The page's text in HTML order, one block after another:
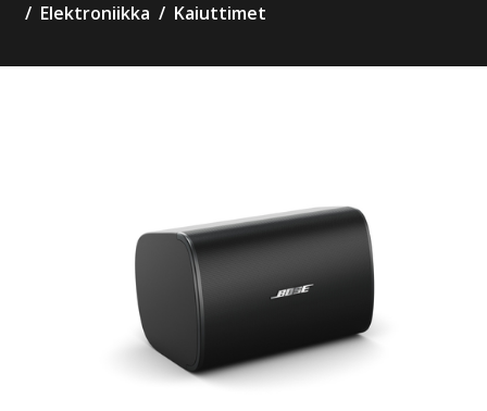
Elektroniikka Kaiuttimet